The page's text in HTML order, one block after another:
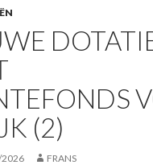
(2)
2026 FRANS